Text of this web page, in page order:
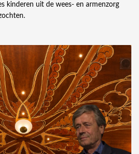
kinderen uit de wees- en armenzorg